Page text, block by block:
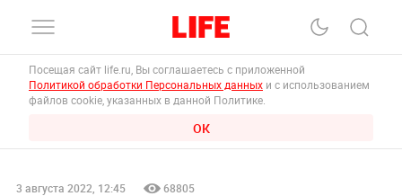
Посещая сайт life.ru, Вы соглашаетесь с приложенной
Политикой обработки Персональных данных и с использованием
файлов cookie, указанных в данной Политике.
ОК
3 августа 2022, 12:45 68805